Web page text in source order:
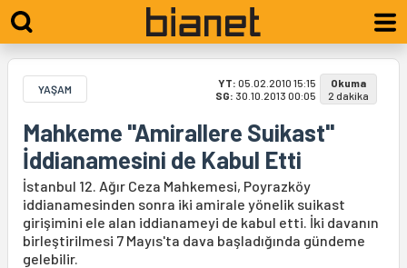
YAŞAM YT: 05.02.2010 15:15
SG: 30.10.2013 00:05
Okuma
2 dakika
Mahkeme "Amirallere Suikast"
İddianamesini de Kabul Etti
İstanbul 12. Ağır Ceza Mahkemesi, Poyrazköy
iddianamesinden sonra iki amirale yönelik suikast
girişimini ele alan iddianameyi de kabul etti. İki davanın
birleştirilmesi 7 Mayıs'ta dava başladığında gündeme
gelebilir.